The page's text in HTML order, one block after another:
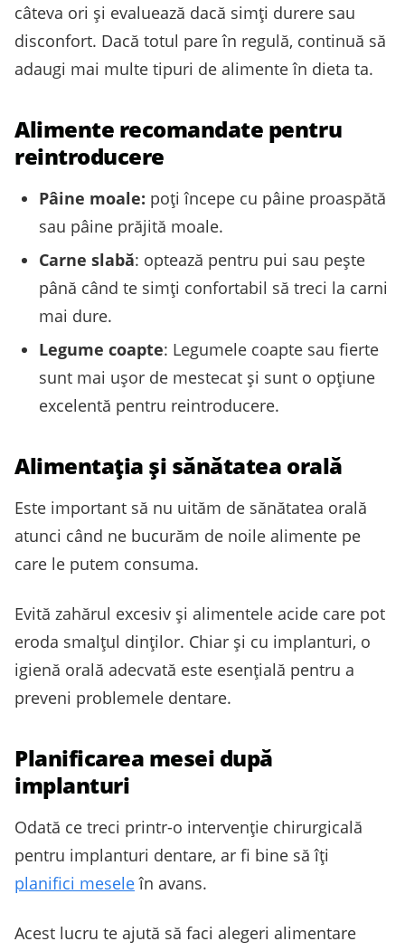
câteva ori și evaluează dacă simți durere sau
disconfort. Dacă totul pare în regulă, continuă să
adaugi mai multe tipuri de alimente în dieta ta.
Alimente recomandate pentru
reintroducere
Pâine moale: poți începe cu pâine proaspătă
sau pâine prăjită moale.
Carne slabă: optează pentru pui sau pește
până când te simți confortabil să treci la carni
mai dure.
Legume coapte: Legumele coapte sau fierte
sunt mai ușor de mestecat și sunt o opțiune
excelentă pentru reintroducere.
Alimentația și sănătatea orală
Este important să nu uităm de sănătatea orală
atunci când ne bucurăm de noile alimente pe
care le putem consuma.
Evită zahărul excesiv și alimentele acide care pot
eroda smalțul dinților. Chiar și cu implanturi, o
igienă orală adecvată este esențială pentru a
preveni problemele dentare.
Planificarea mesei după
implanturi
Odată ce treci printr-o intervenție chirurgicală
pentru implanturi dentare, ar fi bine să îți
planifici meseleîn avans.
Acest lucru te ajută să faci alegeri alimentare